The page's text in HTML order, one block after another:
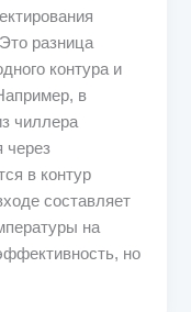
разница
контура и
в
чиллера
через
в контур
составляет
на
но